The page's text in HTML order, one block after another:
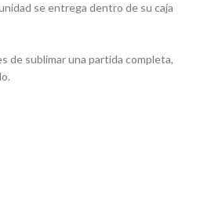
se entrega dentro de su caja
de sublimar una partida completa,